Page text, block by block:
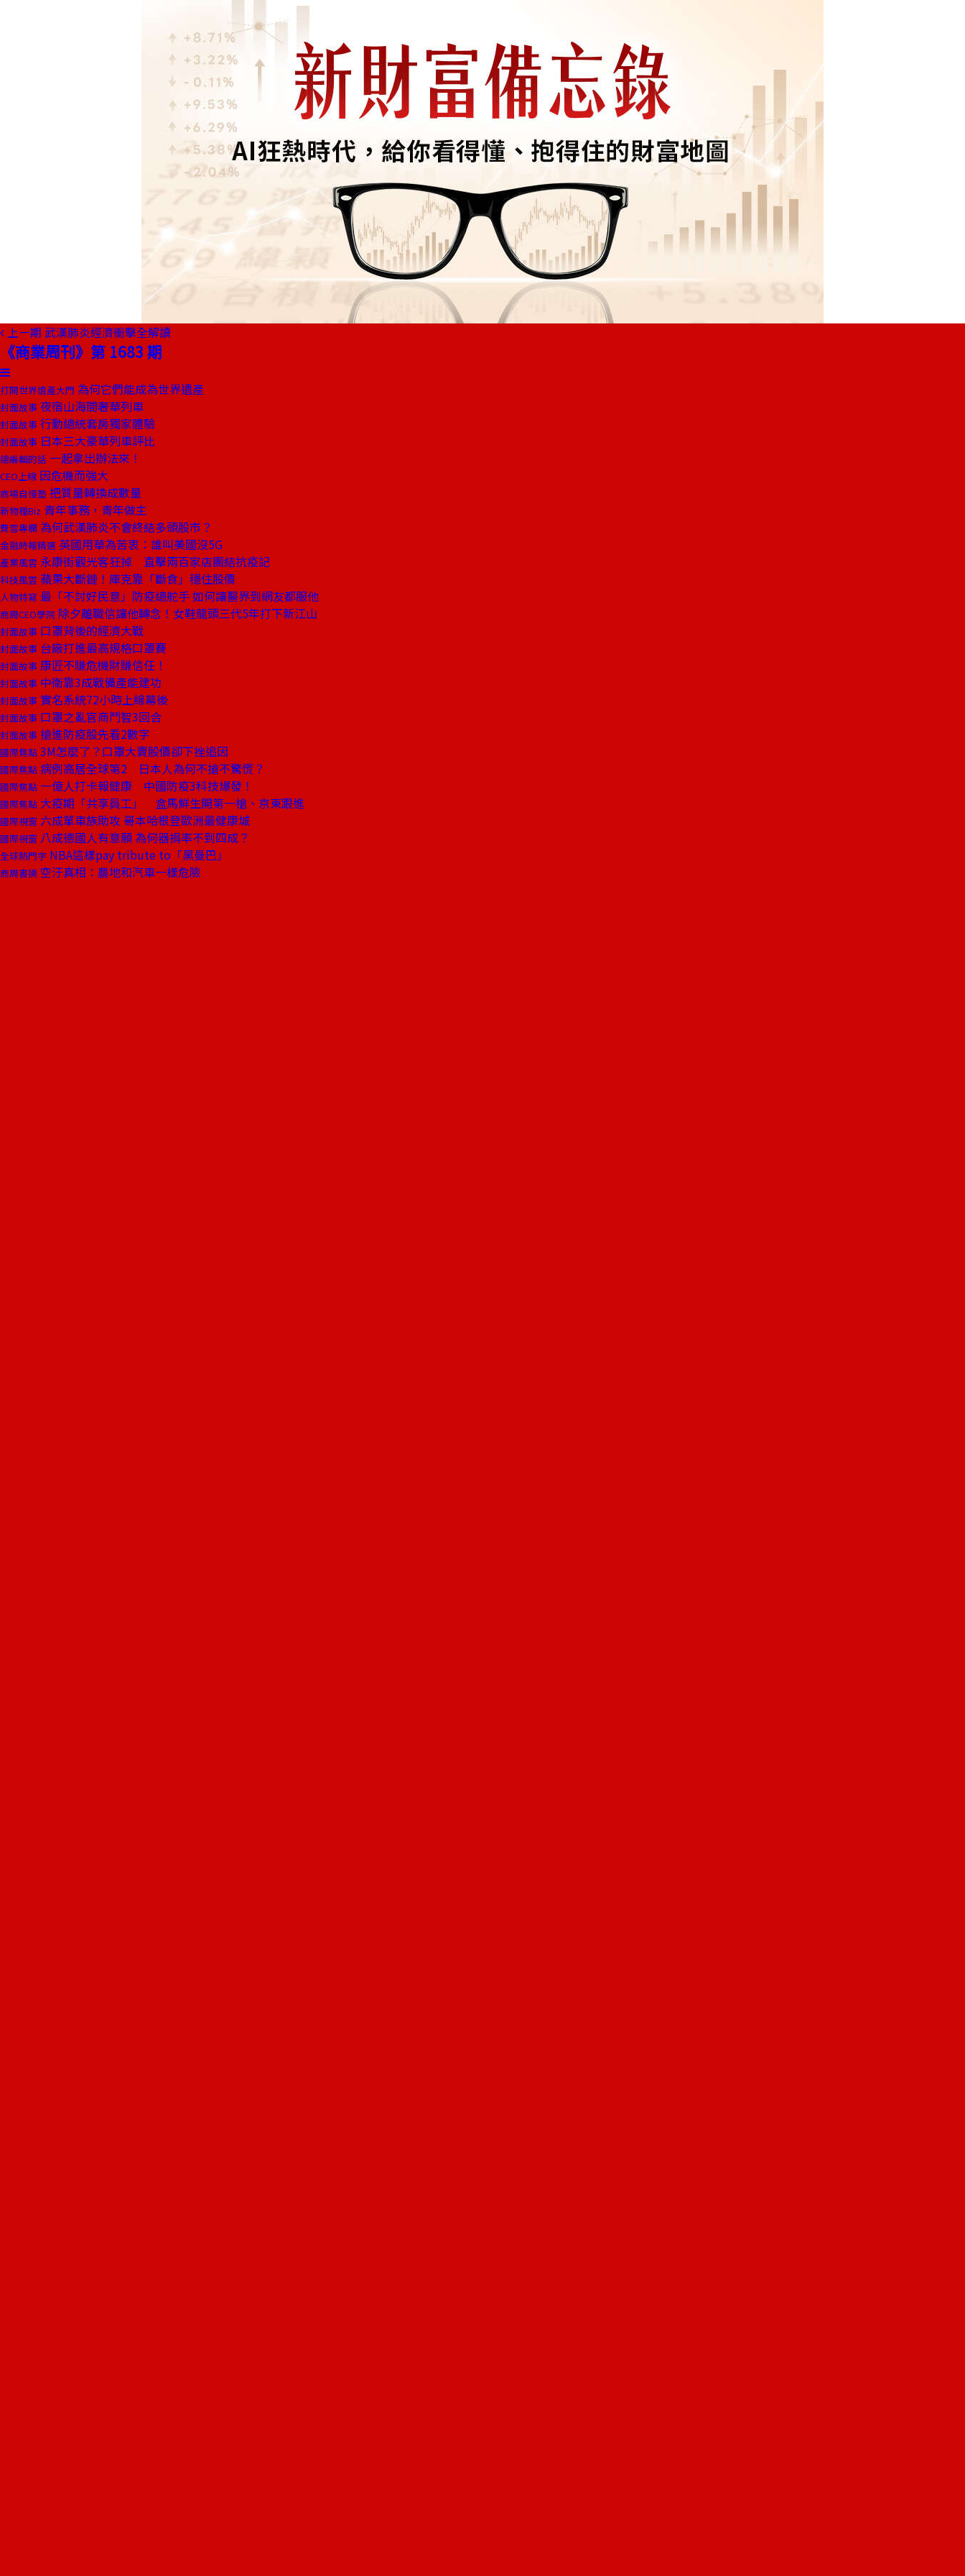
上一期 武漢肺炎經濟衝擊全解讀
《商業周刊》第 1683 期
打開世界遺產大門 為何它們能成為世界遺產
封面故事 夜宿山海間奢華列車
封面故事 行動總統套房獨家體驗
封面故事 日本三大豪華列車評比
總編輯的話 一起拿出辦法來！
CEO上線 因危機而強大
商場自慢塾 把質量轉換成數量
新物種Biz 青年事務，青年做主
費雪專欄 為何武漢肺炎不會終結多頭股市？
金融時報精選 英國用華為苦衷：誰叫美國沒5G
產業風雲 永康街觀光客狂掉 直擊兩百家店團結抗疫記
科技風雲 蘋果大斷鏈！庫克靠「斷食」穩住股價
人物特寫 最「不討好民意」防疫總舵手 如何讓醫界到網友都服他
商周CEO學院 除夕離職信讓他轉念！女鞋龍頭三代5年打下新江山
封面故事 口罩背後的經濟大戰
封面故事 台廠打進最高規格口罩賽
封面故事 康匠不賺危機財賺信任！
封面故事 中衛靠3成戰備產能建功
封面故事 實名系統72小時上線幕後
封面故事 口罩之亂官商鬥智3回合
封面故事 搶進防疫股先看2數字
國際焦點 3M怎麼了？口罩大賣股價卻下挫追因
國際焦點 病例高居全球第2 日本人為何不搶不驚慌？
國際焦點 一億人打卡報健康 中國防疫3科技爆發！
國際焦點 大疫期「共享員工」 盒馬鮮生開第一槍、京東跟進
國際視窗 六成單車族助攻 哥本哈根登歐洲最健康城
國際視窗 八成德國人有意願 為何器捐率不到四成？
全球熱門字 NBA這樣pay tribute to「黑曼巴」
商周書摘 空汙真相：農地和汽車一樣危險